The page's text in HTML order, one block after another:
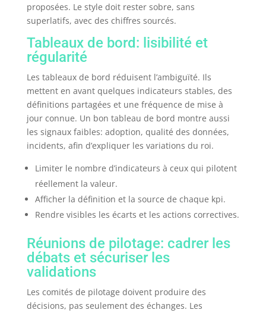
proposées. Le style doit rester sobre, sans
superlatifs, avec des chiffres sourcés.
Tableaux de bord: lisibilité et
régularité
Les tableaux de bord réduisent l’ambiguïté. Ils
mettent en avant quelques indicateurs stables, des
définitions partagées et une fréquence de mise à
jour connue. Un bon tableau de bord montre aussi
les signaux faibles: adoption, qualité des données,
incidents, afin d’expliquer les variations du roi.
Limiter le nombre d’indicateurs à ceux qui pilotent
réellement la valeur.
Afficher la définition et la source de chaque kpi.
Rendre visibles les écarts et les actions correctives.
Réunions de pilotage: cadrer les
débats et sécuriser les
validations
Les comités de pilotage doivent produire des
décisions, pas seulement des échanges. Les